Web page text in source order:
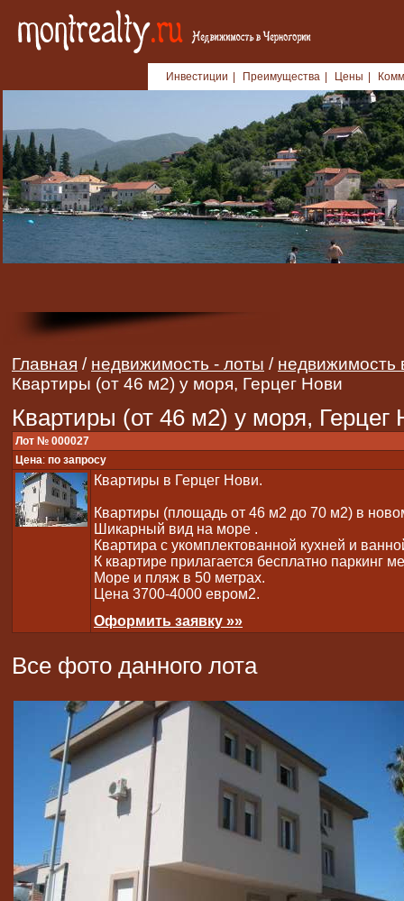
Инвестиции Преимущества Цены
Главная / недвижимость - лоты / недвижимость
Квартиры (от 46 м2) у моря, Герцег Нови
Квартиры (от 46 м2) у моря, Герцег
Лот № 000027
Цена: по запросу
Квартиры в Герцег Нови.
Квартиры (площадь от 46 м2 до 70 м2) в
Шикарный вид на море .
Квартира с укомплектованной кухней и
К квартире прилагается бесплатно паркинг
Море и пляж в 50 метрах.
Цена 3700-4000 евром2.
Оформить заявку »»
Все фото данного лота